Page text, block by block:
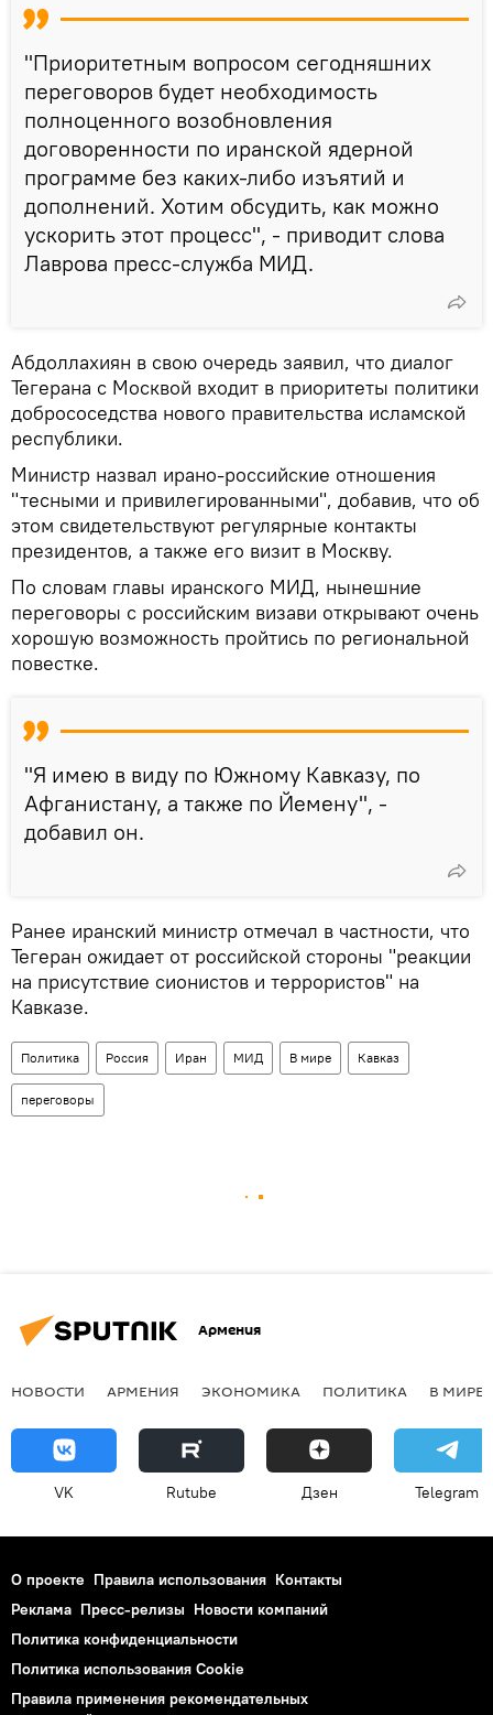
"Приоритетным вопросом сегодняшних
переговоров будет необходимость
полноценного возобновления
договоренности по иранской ядерной
программе без каких-либо изъятий и
дополнений. Хотим обсудить, как можно
ускорить этот процесс", - приводит слова
Лаврова пресс-служба МИД.
Абдоллахиян в свою очередь заявил, что диалог
Тегерана с Москвой входит в приоритеты политики
добрососедства нового правительства исламской
республики.
Министр назвал ирано-российские отношения
"тесными и привилегированными", добавив, что об
этом свидетельствуют регулярные контакты
президентов, а также его визит в Москву.
По словам главы иранского МИД, нынешние
переговоры с российским визави открывают очень
хорошую возможность пройтись по региональной
повестке.
"Я имею в виду по Южному Кавказу, по
Афганистану, а также по Йемену", -
добавил он.
Ранее иранский министр отмечал в частности, что
Тегеран ожидает от российской стороны "реакции
на присутствие сионистов и террористов" на
Кавказе.
Политика Россия Иран МИД В мире Кавказ
переговоры
Армения
НОВОСТИ АРМЕНИЯ ЭКОНОМИКА ПОЛИТИКА В МИРЕ
VK Rutube Дзен Telegram
О проекте Правила использования Контакты
Реклама Пресс-релизы Новости компаний
Политика конфиденциальности
Политика использования Cookie
Правила применения рекомендательных